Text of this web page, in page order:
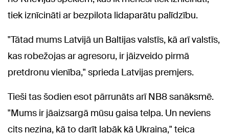
tiek iznīcināti ar bezpilota lidaparātu palīdzību.
"Tātad mums Latvijā un Baltijas valstīs, kā arī valstīs,
kas robežojas ar agresoru, ir jāizveido pirmā
pretdronu vienība," sprieda Latvijas premjers.
Tieši tas šodien esot pārrunāts arī NB8 sanāksmē.
"Mums ir jāaizsargā mūsu gaisa telpa. Un neviens
cits nezina, kā to darīt labāk kā Ukraina," teica